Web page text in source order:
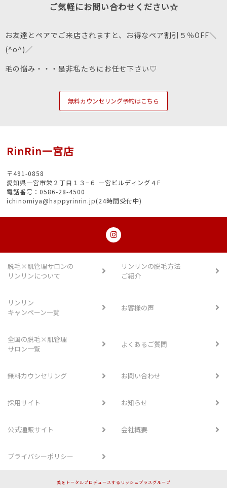
ご気軽にお問い合わせください☆
お友達とペアでご来店されますと、お得なペア割引５％OFF＼
(^o^)／
毛の悩み・・・是非私たちにお任せ下さい♡
無料カウンセリング予約はこちら
RinRin一宮店
〒491-0858
愛知県一宮市栄２丁目１３−６ 一宮ビルディング４F
電話番号：0586-28-4500
ichinomiya@happyrinrin.jp(24時間受付中)
脱毛×肌管理サロンの
リンリンについて
リンリンの脱毛方法
ご紹介
リンリン
キャンペーン一覧
お客様の声
全国の脱毛×肌管理
サロン一覧
よくあるご質問
無料カウンセリング お問い合わせ
採用サイト お知らせ
公式通販サイト 会社概要
プライバシーポリシー
美をトータルプロデュースするリッシュプラスグループ